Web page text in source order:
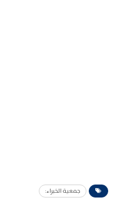
جمعية الخبراء: